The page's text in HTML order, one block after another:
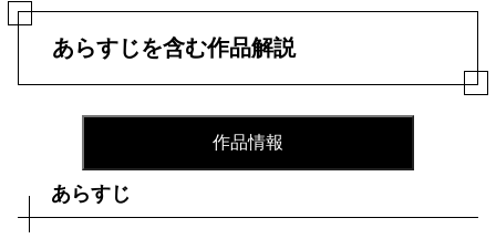
あらすじを含む作品解説
作品情報
あらすじ